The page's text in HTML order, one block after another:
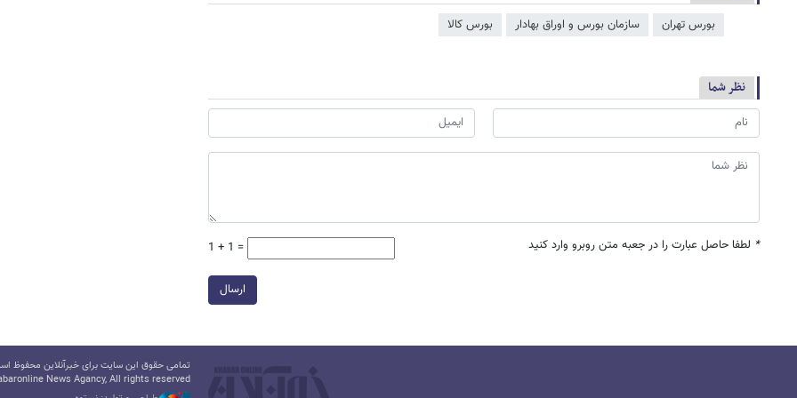
بورس تهران سازمان بورس و اوراق بهادار بورس کالا
نظر شما
* لطفا حاصل عبارت را در جعبه متن روبرو وارد کنید 1 + 1 =
ارسال
تمامی حقوق این سایت برای خبرآنلاین محفوظ
News Agancy, All rights reserved